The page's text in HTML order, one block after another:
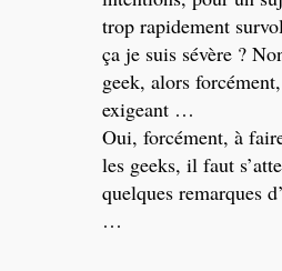
trop rapidement
ça je suis sévère ?
geek, alors
exigeant …
Oui, forcément, à
les geeks, il faut
quelques remarques
…